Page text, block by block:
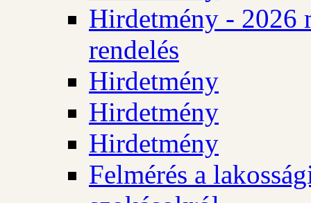
Hirdetmény - 2026
rendelés
Hirdetmény
Hirdetmény
Hirdetmény
Felmérés a